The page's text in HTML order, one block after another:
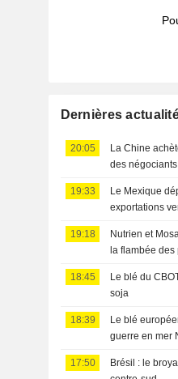
Dernières
20:05
La Chine
des négociants
19:33
Le Mexique
exportations
19:18
Nutrien et
la flambée des
18:45
Le blé du
soja
18:39
Le blé
guerre en mer
17:50
Brésil : le